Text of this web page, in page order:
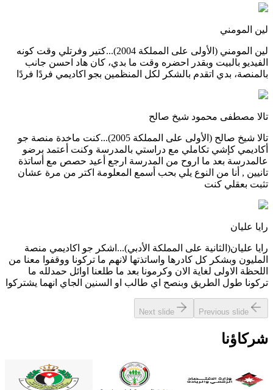
لين المومني
لين المومني (الأولى على المملكة 2004)...كتير وفرتلي وقت كونه
الفيديو بالبيت وبقدر احضره وقت ما بدي، كان هاد احسن جانب
بالمنصة، بدي اتقدم بالشكر لكل المنظمين بجو اكاديمي فردًا فردًا
تالا مصطفى محمود شيخ صالح
تالا شيخ صالح (الأولى على المملكة 2005)...كنت ماخدة منصة جو
أكاديمي كإشي تكاملي مع دراستي بالمدرسة وكنت أعتمد برضو
عالمدرسة بعد ما اروح من المدرسة ارجع أعيد حصص مع أساتذة
تانيين , أنا من النوع يلي بحب أسمع المعلومة اكتر من مرة عشان
تثبت بعقلي كنت
رايا عليان
رايا عليان(الثانية على المملكة الأدبي)...اشكر جو اكاديمي منصة
المليون وبشكر كل كادرها واساتذتها لانهم ما تركونا ووقفوا معنا من
اللحظة الاولى لغاية الان وكرمونا بعد ما طلعنا اوائل حمدلله ما
تركونا طول الطريق وبنصح اي طالب او السنين الجاي انهما يشتركوا
Previous slide
Next slide
شركاؤنا